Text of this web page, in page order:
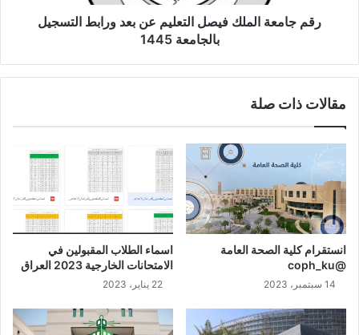
رقم جامعة الملك فيصل التعليم عن بعد ورابط التسجيل
بالجامعة 1445
مقالات ذات صلة
انستقرام كلية الصحة العامة
@coph_ku
14 سبتمبر، 2023
اسماء الطلاب المقبولين في
الامتحانات الخارجية 2023 العراق
22 يناير، 2023